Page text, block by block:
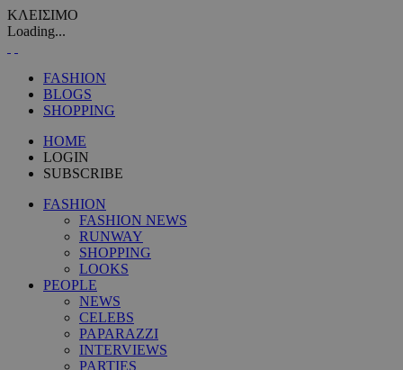
ΚΛΕΙΣΙΜΟ
Loading...
FASHION
BLOGS
SHOPPING
HOME
LOGIN
SUBSCRIBE
FASHION
FASHION NEWS
RUNWAY
SHOPPING
LOOKS
PEOPLE
NEWS
CELEBS
PAPARAZZI
INTERVIEWS
PARTIES